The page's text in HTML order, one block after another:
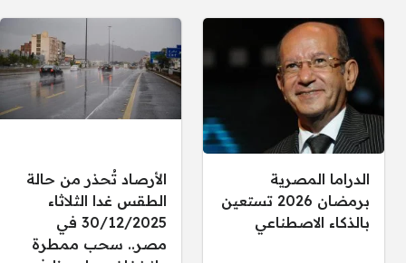
الدراما المصرية
برمضان 2026 تستعين
بالذكاء الاصطناعي
الأرصاد تُحذر من حالة
الطقس غدا الثلاثاء
30/12/2025 في
مصر.. سحب ممطرة